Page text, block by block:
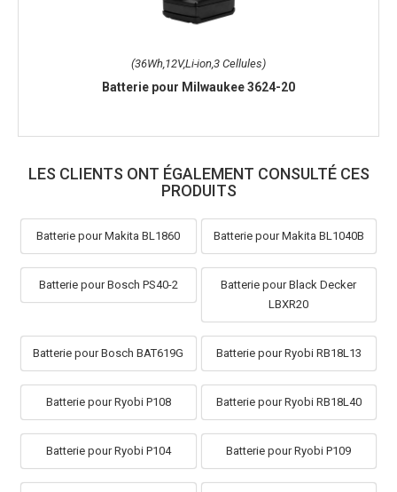
(36Wh,12V,Li-ion,3 Cellules)
Batterie pour Milwaukee 3624-20
LES CLIENTS ONT ÉGALEMENT CONSULTÉ CES
PRODUITS
Batterie pour Makita BL1860 Batterie pour Makita BL1040B
Batterie pour Bosch PS40-2
Batterie pour Black Decker
LBXR20
Batterie pour Bosch BAT619G Batterie pour Ryobi RB18L13
Batterie pour Ryobi P108 Batterie pour Ryobi RB18L40
Batterie pour Ryobi P104 Batterie pour Ryobi P109